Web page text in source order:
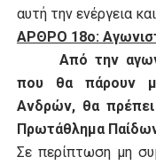
αυτή την ενέργεια
ΑΡΘΡΟ 18ο:
Από την
που θα πάρουν
Ανδρών, θα
Πρωτάθλημα
Σε περίπτωση μη